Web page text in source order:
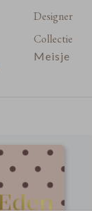
Designer
Collectie
Meisje